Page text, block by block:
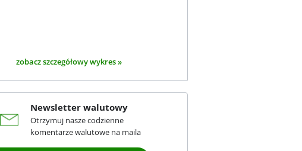
zobacz szczegółowy wykres »
Newsletter walutowy
Otrzymuj nasze codzienne
komentarze walutowe na maila